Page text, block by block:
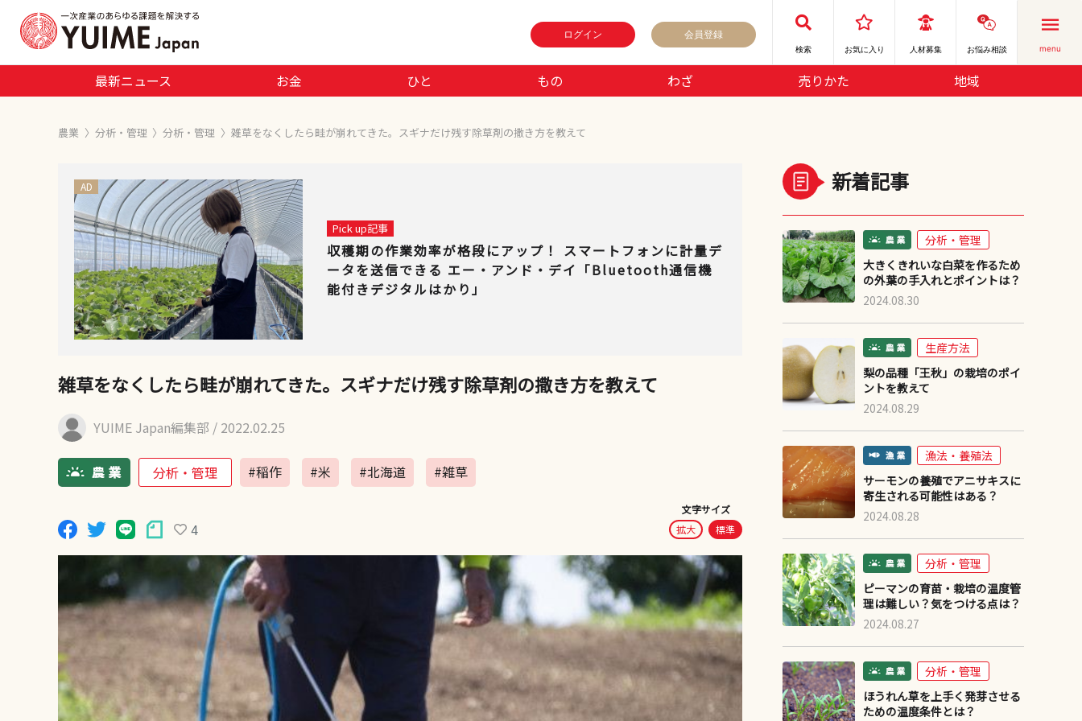
ログイン 会員登録
検索 お気に⼊り 人材募集 お悩み相談 menu
最新ニュース お金 ひと もの わざ 売りかた 地域
農業 〉 分析・管理 〉 分析・管理 〉 雑草をなくしたら畦が崩れてきた。スギナだけ残す除草剤の撒き方を教えて
AD
Pick up記事
収穫期の作業効率が格段にアップ！ スマートフォンに計量デ
ータを送信できる エー・アンド・デイ「Bluetooth通信機
能付きデジタルはかり」
雑草をなくしたら畦が崩れてきた。スギナだけ残す除草剤の撒き方を教えて
YUIME Japan編集部 / 2022.02.25
分析・管理 #稲作 #米 #北海道 #雑草
4
文字サイズ
拡大
標準
新着記事
分析・管理
大きくきれいな白菜を作るため
の外葉の手入れとポイントは？
2024.08.30
生産方法
梨の品種「王秋」の栽培のポイ
ントを教えて
2024.08.29
漁法・養殖法
サーモンの養殖でアニサキスに
寄生される可能性はある？
2024.08.28
分析・管理
ピーマンの育苗・栽培の温度管
理は難しい？気をつける点は？
2024.08.27
分析・管理
ほうれん草を上手く発芽させる
ための温度条件とは？